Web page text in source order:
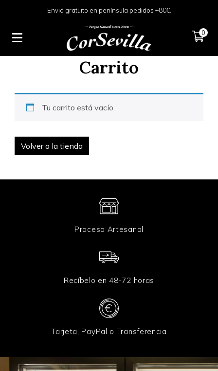
Envió gratuito en península pedidos +80€.
0
Carrito
Tu carrito está vacío.
Volver a la tienda
Proceso Artesanal
Recíbelo en 48-72 horas
Tarjeta, PayPal o Transferencia